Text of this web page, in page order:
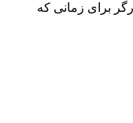
برای زمانی که